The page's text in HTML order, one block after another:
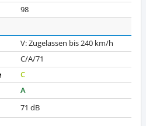
98
V: Zugelassen bis 240 km/h
C/A/71
C
A
71 dB